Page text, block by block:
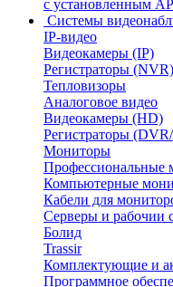
с установленным
Системы
IP-видео
Видеокамеры (IP)
Регистраторы (NVR)
Тепловизоры
Аналоговое видео
Видеокамеры (HD)
Регистраторы
Мониторы
Профессиональные
Компьютерные
Кабели для
Серверы и рабочии
Болид
Trassir
Комплектующие и
Программное